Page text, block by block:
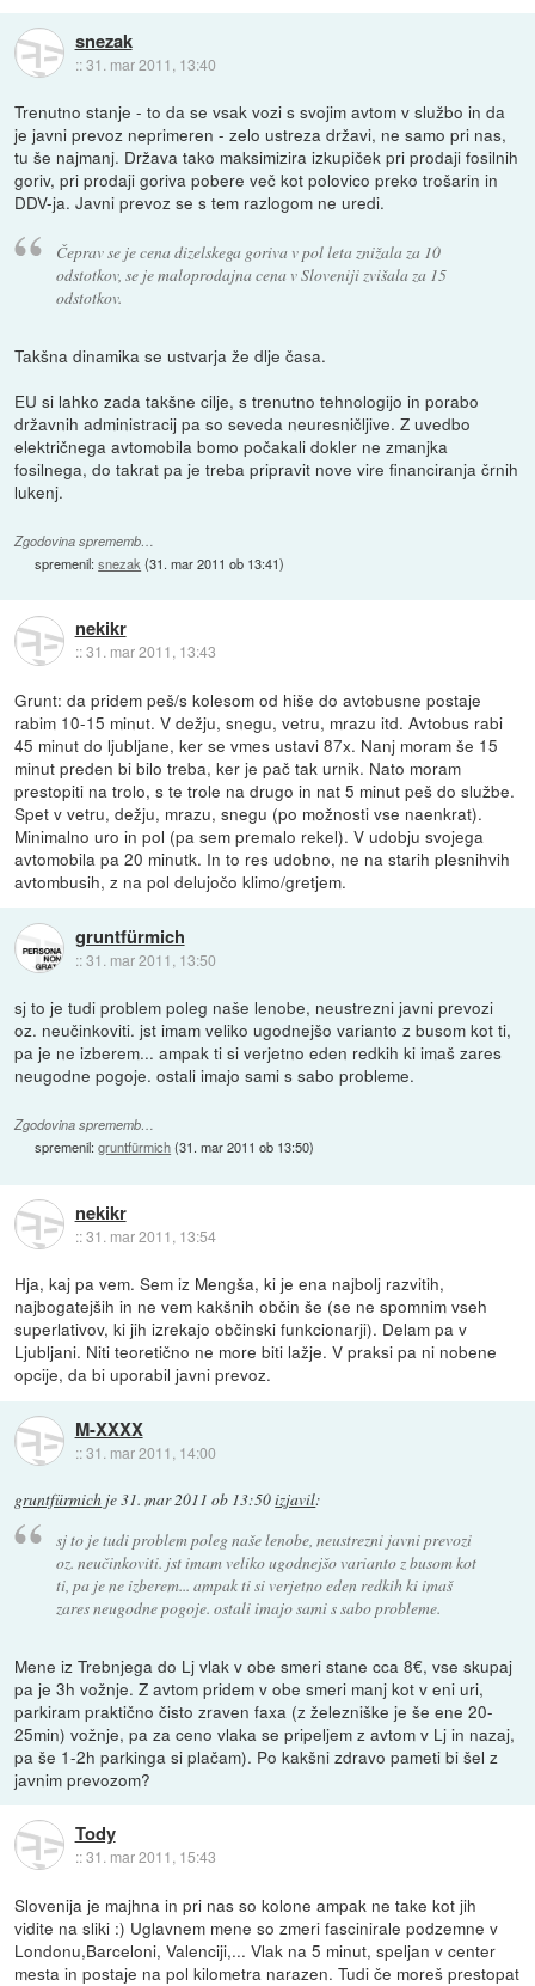
snezak
::31. mar 2011, 13:40
Trenutno stanje - to da se vsak vozi s svojim avtom v službo in da
je javni prevoz neprimeren - zelo ustreza državi, ne samo pri nas,
tu še najmanj. Država tako maksimizira izkupiček pri prodaji fosilnih
goriv, pri prodaji goriva pobere več kot polovico preko trošarin in
DDV-ja. Javni prevoz se s tem razlogom ne uredi.
Čeprav se je cena dizelskega goriva v pol leta znižala za 10
odstotkov, se je maloprodajna cena v Sloveniji zvišala za 15
odstotkov.
Takšna dinamika se ustvarja že dlje časa.
EU si lahko zada takšne cilje, s trenutno tehnologijo in porabo
državnih administracij pa so seveda neuresničljive. Z uvedbo
električnega avtomobila bomo počakali dokler ne zmanjka
fosilnega, do takrat pa je treba pripravit nove vire financiranja črnih
lukenj.
Zgodovina sprememb…
spremenil:snezak(31. mar 2011 ob 13:41)
nekikr
::31. mar 2011, 13:43
Grunt: da pridem peš/s kolesom od hiše do avtobusne postaje
rabim 10-15 minut. V dežju, snegu, vetru, mrazu itd. Avtobus rabi
45 minut do ljubljane, ker se vmes ustavi 87x. Nanj moram še 15
minut preden bi bilo treba, ker je pač tak urnik. Nato moram
prestopiti na trolo, s te trole na drugo in nat 5 minut peš do službe.
Spet v vetru, dežju, mrazu, snegu (po možnosti vse naenkrat).
Minimalno uro in pol (pa sem premalo rekel). V udobju svojega
avtomobila pa 20 minutk. In to res udobno, ne na starih plesnihvih
avtombusih, z na pol delujočo klimo/gretjem.
gruntfürmich
::31. mar 2011, 13:50
sj to je tudi problem poleg naše lenobe, neustrezni javni prevozi
oz. neučinkoviti. jst imam veliko ugodnejšo varianto z busom kot ti,
pa je ne izberem... ampak ti si verjetno eden redkih ki imaš zares
neugodne pogoje. ostali imajo sami s sabo probleme.
Zgodovina sprememb…
spremenil:gruntfürmich(31. mar 2011 ob 13:50)
nekikr
::31. mar 2011, 13:54
Hja, kaj pa vem. Sem iz Mengša, ki je ena najbolj razvitih,
najbogatejših in ne vem kakšnih občin še (se ne spomnim vseh
superlativov, ki jih izrekajo občinski funkcionarji). Delam pa v
Ljubljani. Niti teoretično ne more biti lažje. V praksi pa ni nobene
opcije, da bi uporabil javni prevoz.
M-XXXX
::31. mar 2011, 14:00
gruntfürmich je31. mar 2011 ob 13:50izjavil:
sj to je tudi problem poleg naše lenobe, neustrezni javni prevozi
oz. neučinkoviti. jst imam veliko ugodnejšo varianto z busom kot
ti, pa je ne izberem... ampak ti si verjetno eden redkih ki imaš
zares neugodne pogoje. ostali imajo sami s sabo probleme.
Mene iz Trebnjega do Lj vlak v obe smeri stane cca 8€, vse skupaj
pa je 3h vožnje. Z avtom pridem v obe smeri manj kot v eni uri,
parkiram praktično čisto zraven faxa (z železniške je še ene 20-
25min) vožnje, pa za ceno vlaka se pripeljem z avtom v Lj in nazaj,
pa še 1-2h parkinga si plačam). Po kakšni zdravo pameti bi šel z
javnim prevozom?
Tody
::31. mar 2011, 15:43
Slovenija je majhna in pri nas so kolone ampak ne take kot jih
vidite na sliki :) Uglavnem mene so zmeri fascinirale podzemne v
Londonu,Barceloni, Valenciji,... Vlak na 5 minut, speljan v center
mesta in postaje na pol kilometra narazen. Tudi če moreš prestopat